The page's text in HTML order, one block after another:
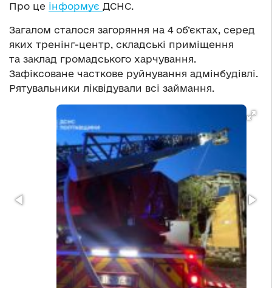
Про це інформує ДСНС.
Загалом сталося загоряння на 4 об’єктах, серед
яких тренінг-центр, складські приміщення
та заклад громадського харчування.
Зафіксоване часткове руйнування адмінбудівлі.
Рятувальники ліквідували всі займання.